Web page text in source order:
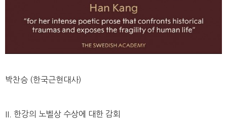
박찬승 (한국근현대사)
II. 한강의 노벨상 수상에 대한 감회